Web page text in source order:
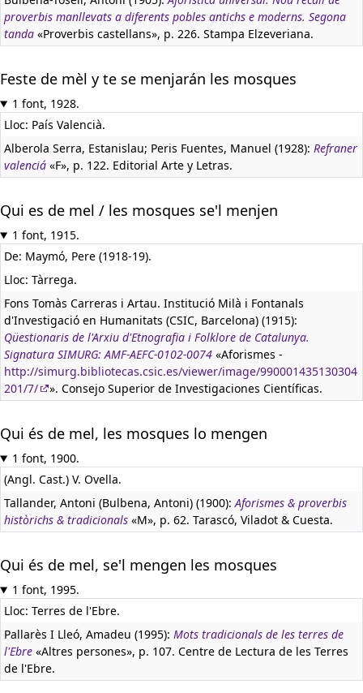
proverbis manllevats a diferents pobles antichs e moderns. Segona
tanda «Proverbis castellans», p. 226. Stampa Elzeveriana.
Feste de mèl y te se menjarán les mosques
1 font, 1928.
Lloc: País Valencià.
Alberola Serra, Estanislau; Peris Fuentes, Manuel (1928): Refraner
valenciá «F», p. 122. Editorial Arte y Letras.
Qui es de mel / les mosques se'l menjen
1 font, 1915.
De: Maymó, Pere (1918-19).
Lloc: Tàrrega.
Fons Tomàs Carreras i Artau. Institució Milà i Fontanals
d'Investigació en Humanitats (CSIC, Barcelona) (1915):
Qüestionaris de l'Arxiu d'Etnografia i Folklore de Catalunya.
Signatura SIMURG: AMF-AEFC-0102-0074 «Aforismes -
http://simurg.bibliotecas.csic.es/viewer/image/990001435130304
201/7/
». Consejo Superior de Investigaciones Científicas.
Qui és de mel, les mosques lo mengen
1 font, 1900.
(Angl. Cast.) V. Ovella.
Tallander, Antoni (Bulbena, Antoni) (1900):Aforismes & proverbis
històrichs & tradicionals «M», p. 62. Tarascó, Viladot & Cuesta.
Qui és de mel, se'l mengen les mosques
1 font, 1995.
Lloc: Terres de l'Ebre.
Pallarès I Lleó, Amadeu (1995): Mots tradicionals de les terres de
l'Ebre «Altres persones», p. 107. Centre de Lectura de les Terres
de l'Ebre.